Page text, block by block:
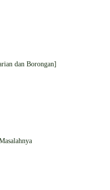
dan Borongan]